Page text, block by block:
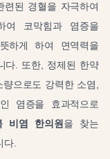
된 경혈을 자극하여
여 코막힘과 염증을
하게 하여 면역력을
다. 또한, 정제된 한약
으로도 강력한 소염,
염증을 효과적으로
비염 한의원 을 찾는
.